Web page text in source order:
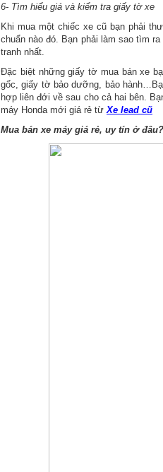
6- Tìm hiểu giá và kiểm tra giấy tờ xe
Khi mua một chiếc xe cũ bạn phải
chuẩn nào đó. Bạn phải làm sao tìm
tranh nhất.
Đặc biệt những giấy tờ mua bán xe
gốc, giấy tờ bảo dưỡng, bảo
hợp liên đới về sau cho cả hai bên.
máy Honda mới giá rẻ từ Xe lead cũ
Mua bán xe máy giá rẻ, uy tín ở đâu?